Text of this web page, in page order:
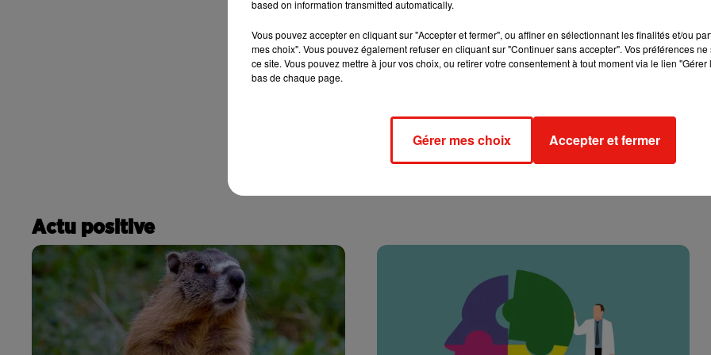
Actu positive
based on information transmitted automatically.
Vous pouvez accepter en cliquant sur "Accepter et fermer", ou affiner en sélectionnant les finalités et/ou
mes choix". Vous pouvez également refuser en cliquant sur "Continuer sans accepter". Vos préférences
ce site. Vous pouvez mettre à jour vos choix, ou retirer votre consentement à tout moment via le lien
bas de chaque page.
Gérer mes choix Accepter et fermer